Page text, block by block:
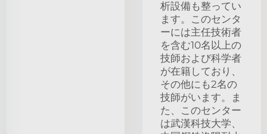
析設備も整ってい
ます。このセンタ
ーには主任技術者
を含む10名以上の
技師および科学者
が在籍しており、
その他にも2名の
技師がいます。ま
た、このセンター
は武漢科技大学、